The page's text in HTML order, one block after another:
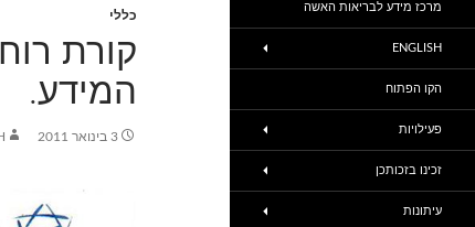
כללי
קורת
המידע.
3 בינואר 2011
מרכז מידע לבריאות האשה
ENGLISH
הקו הפתוח
פעילויות
זכינו בזכותכן
עיתונות